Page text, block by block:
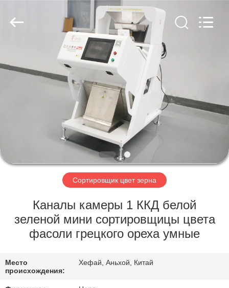
ПРОДУКТЫ
ПУТЕШЕСТВИЕ
ФАБРИКИ
ПРОВЕРКА
КАЧЕСТВА
СВЯЖИТЕСЬ
МЫ
tech
Co.,Ltd.
Сортировщик цвет зерна
Каналы камеры 1 ККД белой
зеленой мини сортировщицы цвета
фасоли грецкого ореха умные
Место
происхождения:
Хефай, Аньхой, Китай